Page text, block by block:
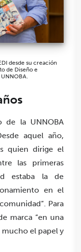
desde su creación
de Diseño e
de la UNNOBA
aquel año,
quien dirige el
las primeras
estaba la de
en el
Para
marca “en una
mucho el papel y